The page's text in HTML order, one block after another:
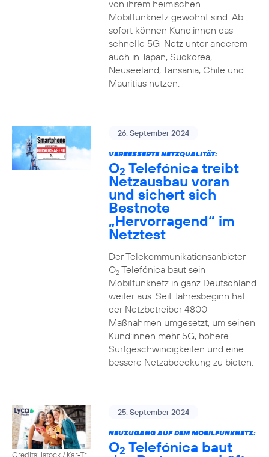
von ihrem heimischen
Mobilfunknetz gewohnt sind. Ab
sofort können Kund:innen das
schnelle 5G-Netz unter anderem
auch in Japan, Südkorea,
Neuseeland, Tansania, Chile und
Mauritius nutzen.
26. September 2024
VERBESSERTE NETZQUALITÄT:
O2 Telefónica treibt
Netzausbau voran
und sichert sich
Bestnote
„Hervorragend“ im
Netztest
Der Telekommunikationsanbieter
O2Telefónica baut sein
Mobilfunknetz in ganz Deutschland
weiter aus. Seit Jahresbeginn hat
der Netzbetreiber 4800
Maßnahmen umgesetzt, um seinen
Kund:innen mehr 5G, höhere
Surfgeschwindigkeiten und eine
bessere Netzabdeckung zu bieten.
Credits: istock / Kar-Tr
25. September 2024
NEUZUGANG AUF DEM MOBILFUNKNETZ:
O2 Telefónica baut